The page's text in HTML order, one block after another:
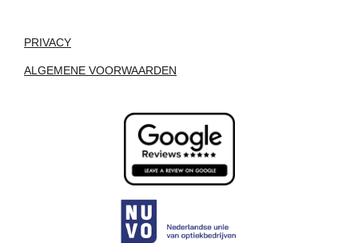
PRIVACY
ALGEMENE VOORWAARDEN